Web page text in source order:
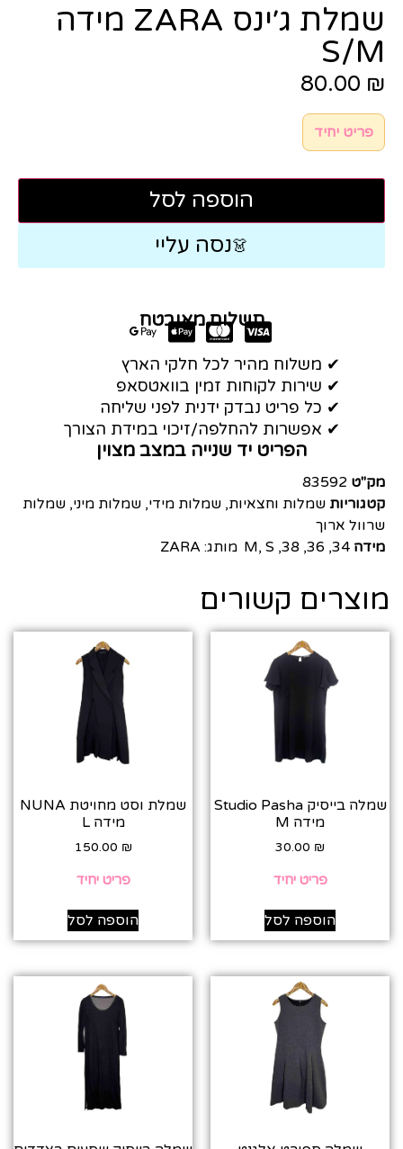
שמלת ג׳ינס ZARA מידה
S/M
80.00 ₪
פריט יחיד
הוספה לסל
👗נסה עליי
תשלום מאובטח
✔ משלוח מהיר לכל חלקי הארץ
✔ שירות לקוחות זמין בוואטסאפ
✔ כל פריט נבדק ידנית לפני שליחה
✔ אפשרות להחלפה/זיכוי במידת הצורך
הפריט יד שנייה במצב מצוין
מק"ט 83592
קטגוריות שמלות וחצאיות, שמלות מידי, שמלות מיני, שמלות
שרוול ארוך
מידה 34
,
36
,
38
,
M, S מותג: ZARA
מוצרים קשורים
שמלה בייסיק Studio Pasha
מידה M‎
30.00 ₪
פריט יחיד
הוספה לסל
שמלת וסט מחויטת NUNA
מידה L
150.00 ₪
פריט יחיד
הוספה לסל